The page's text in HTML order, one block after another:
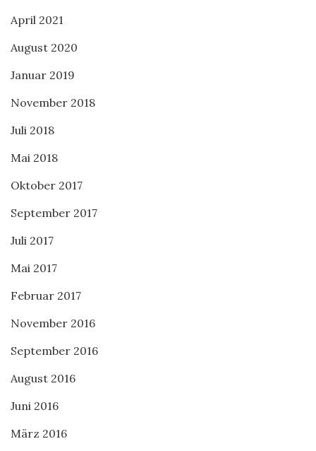
April 2021
August 2020
Januar 2019
November 2018
Juli 2018
Mai 2018
Oktober 2017
September 2017
Juli 2017
Mai 2017
Februar 2017
November 2016
September 2016
August 2016
Juni 2016
März 2016